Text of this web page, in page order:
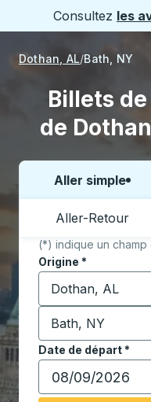
Consultez les
Dothan, AL Bath, NY
Billets
de
Choisissez un sens
Aller simple
Aller-Retour
(*) indique un champ
Origine *
Commencez à
Destination *
Commencez à
Date de départ*
Tapez la date au